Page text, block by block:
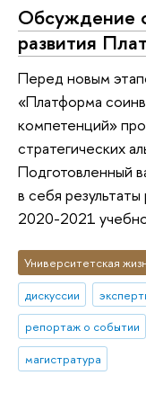
Обсуждение
развития
Перед новым
«Платформа
компетенций»
стратегических
Подготовленный
в себя
2020-2021
Университетская
дискуссии
репортаж о событии
магистратура